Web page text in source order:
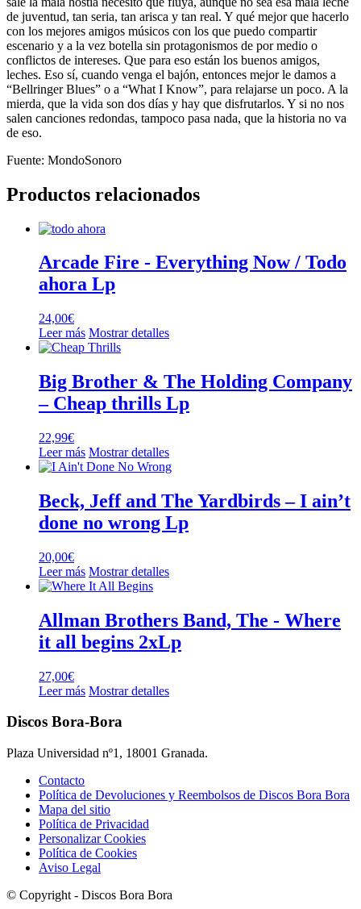
de juventud, tan seria, tan arisca y tan real. Y qué mejor que hacerlo
con los mejores amigos músicos con los que puedo compartir
escenario y a la vez botella sin protagonismos de por medio o
conflictos de intereses. Que para eso están los buenos amigos,
leches. Eso sí, cuando venga el bajón, entonces mejor le damos a
“Bellringer Blues” o a “What I Know”, para relajarse un poco. A la
mierda, que la vida son dos días y hay que disfrutarlos. Y si no nos
salen canciones redondas, tampoco pasa nada, que la historia no va
de eso.
Fuente: MondoSonoro
Productos relacionados
Arcade Fire ‎- Everything Now / Todo
ahora Lp
24,00€
Leer más Mostrar detalles
Big Brother & The Holding Company
– Cheap thrills Lp
22,99€
Leer más Mostrar detalles
Beck, Jeff and The Yardbirds – I ain’t
done no wrong Lp
20,00€
Leer más Mostrar detalles
Allman Brothers Band, The ‎- Where
it all begins 2xLp
27,00€
Leer más Mostrar detalles
Discos Bora-Bora
Plaza Universidad nº1, 18001 Granada.
Contacto
Política de Devoluciones y Reembolsos de Discos Bora Bora
Mapa del sitio
Política de Privacidad
Personalizar Cookies
Política de Cookies
Aviso Legal
© Copyright - Discos Bora Bora